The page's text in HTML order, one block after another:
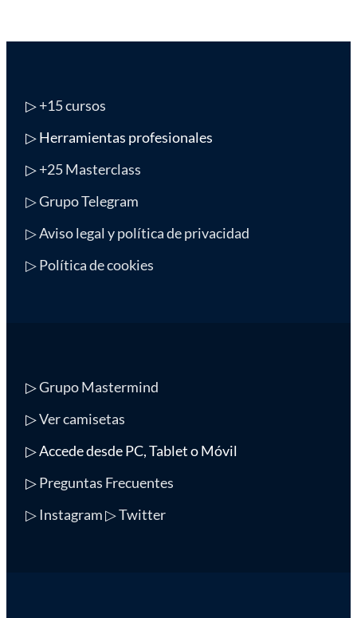
▷+15 cursos
▷ Herramientas profesionales
▷+25 Masterclass
▷ Grupo Telegram
▷ Aviso legal y política de privacidad
▷ Política de cookies
▷Grupo Mastermind
▷Ver camisetas
▷ Accede desde PC, Tablet o Móvil
▷Preguntas Frecuentes
▷ Instagram▷ Twitter